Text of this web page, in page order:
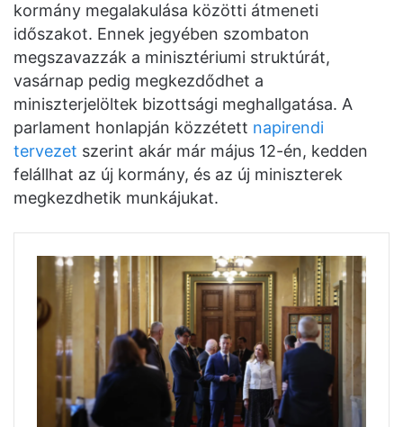
kormány megalakulása közötti átmeneti
időszakot. Ennek jegyében szombaton
megszavazzák a minisztériumi struktúrát,
vasárnap pedig megkezdődhet a
miniszterjelöltek bizottsági meghallgatása. A
parlament honlapján közzétett napirendi
tervezet szerint akár már május 12-én, kedden
felállhat az új kormány, és az új miniszterek
megkezdhetik munkájukat.